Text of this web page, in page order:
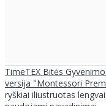
TimeTEX Bitės
versija "Montessori
ryškiai iliustruotas